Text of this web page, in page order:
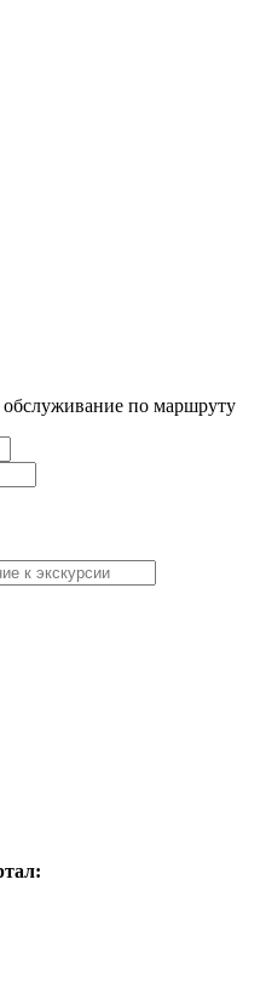
обслуживание по маршруту